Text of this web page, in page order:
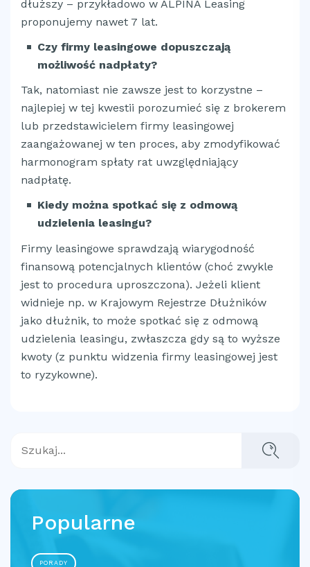
dłuższy – przykładowo w ALPINA Leasing
proponujemy nawet 7 lat.
Czy firmy leasingowe dopuszczają
możliwość nadpłaty?
Tak, natomiast nie zawsze jest to korzystne –
najlepiej w tej kwestii porozumieć się z brokerem
lub przedstawicielem firmy leasingowej
zaangażowanej w ten proces, aby zmodyfikować
harmonogram spłaty rat uwzględniający
nadpłatę.
Kiedy można spotkać się z odmową
udzielenia leasingu?
Firmy leasingowe sprawdzają wiarygodność
finansową potencjalnych klientów (choć zwykle
jest to procedura uproszczona). Jeżeli klient
widnieje np. w Krajowym Rejestrze Dłużników
jako dłużnik, to może spotkać się z odmową
udzielenia leasingu, zwłaszcza gdy są to wyższe
kwoty (z punktu widzenia firmy leasingowej jest
to ryzykowne).
Popularne
PORADY